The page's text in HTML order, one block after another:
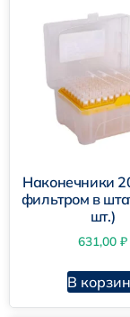
штативе
Наконечники
фильтром в
шт.)
631,00 ₽
В